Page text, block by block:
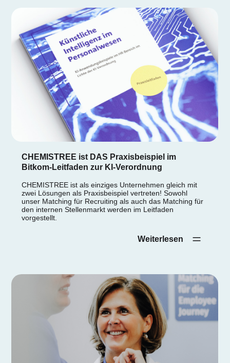
CHEMISTREE ist DAS Praxisbeispiel im
Bitkom-Leitfaden zur KI-Verordnung
CHEMISTREE ist als einziges Unternehmen gleich mit
zwei Lösungen als Praxisbeispiel vertreten! Sowohl
unser Matching für Recruiting als auch das Matching für
den internen Stellenmarkt werden im Leitfaden
vorgestellt.
Weiterlesen‎ ‎ ‎ ‎ ‎